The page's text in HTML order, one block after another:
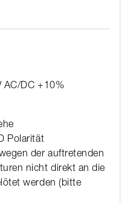
AC/DC +10%
Polarität
der auftretenden
nicht direkt an die
werden (bitte